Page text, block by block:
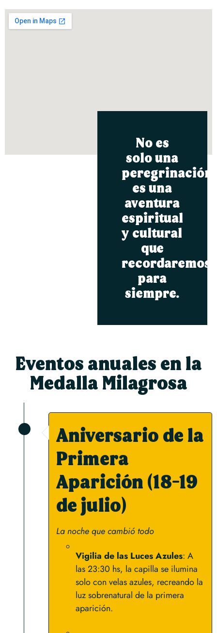
No es
solo una
peregrinación,
es una
aventura
espiritual
y cultural
que
recordaremos
para
siempre.
Eventos anuales en la
Medalla Milagrosa
Aniversario de la
Primera
Aparición (18-19
de julio)
La noche que cambió todo
Vigilia de las Luces Azules: A
las 23:30 hs, la capilla se ilumina
solo con velas azules, recreando la
luz sobrenatural de la primera
aparición.